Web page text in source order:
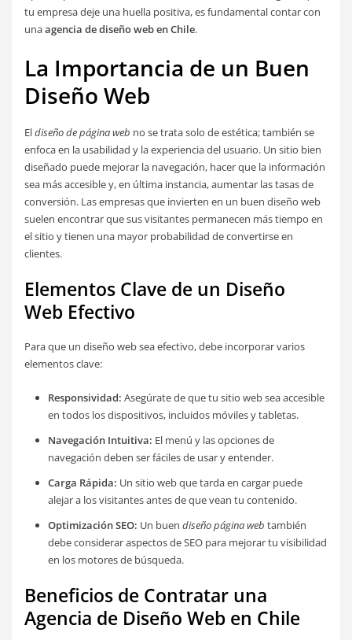
tu empresa deje una huella positiva, es fundamental contar con
unaagencia de diseño web en Chile.
La Importancia de un Buen
Diseño Web
Eldiseño de página web no se trata solo de estética; también se
enfoca en la usabilidad y la experiencia del usuario. Un sitio bien
diseñado puede mejorar la navegación, hacer que la información
sea más accesible y, en última instancia, aumentar las tasas de
conversión. Las empresas que invierten en un buen diseño web
suelen encontrar que sus visitantes permanecen más tiempo en
el sitio y tienen una mayor probabilidad de convertirse en
clientes.
Elementos Clave de un Diseño
Web Efectivo
Para que un diseño web sea efectivo, debe incorporar varios
elementos clave:
Responsividad: Asegúrate de que tu sitio web sea accesible
en todos los dispositivos, incluidos móviles y tabletas.
Navegación Intuitiva: El menú y las opciones de
navegación deben ser fáciles de usar y entender.
Carga Rápida: Un sitio web que tarda en cargar puede
alejar a los visitantes antes de que vean tu contenido.
Optimización SEO: Un buen diseño página web también
debe considerar aspectos de SEO para mejorar tu visibilidad
en los motores de búsqueda.
Beneficios de Contratar una
Agencia de Diseño Web en Chile